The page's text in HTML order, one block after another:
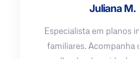
Juliana M.
Especialista em planos
familiares. Acompanha